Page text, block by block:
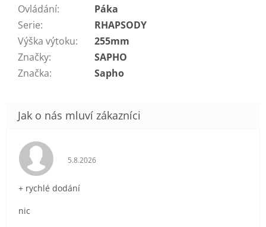
Ovládání:
Páka
Serie:
RHAPSODY
Výška výtoku:
255mm
Značky:
SAPHO
Značka: Sapho
Hodnocení obchodu je 5 z 5 hvězdiček.
5.8.2026
+ rychlé dodání
nic